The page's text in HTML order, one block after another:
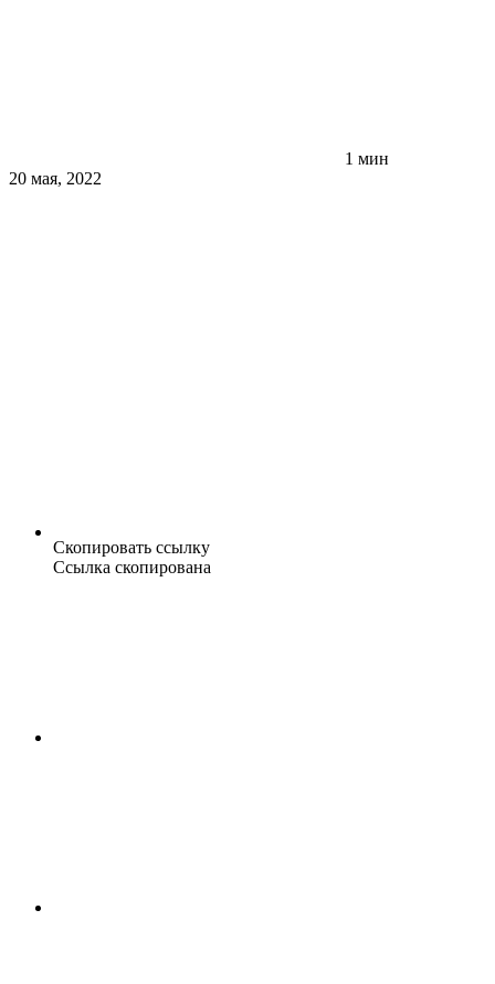
1 мин
20 мая, 2022
Скопировать ссылку
Ссылка скопирована